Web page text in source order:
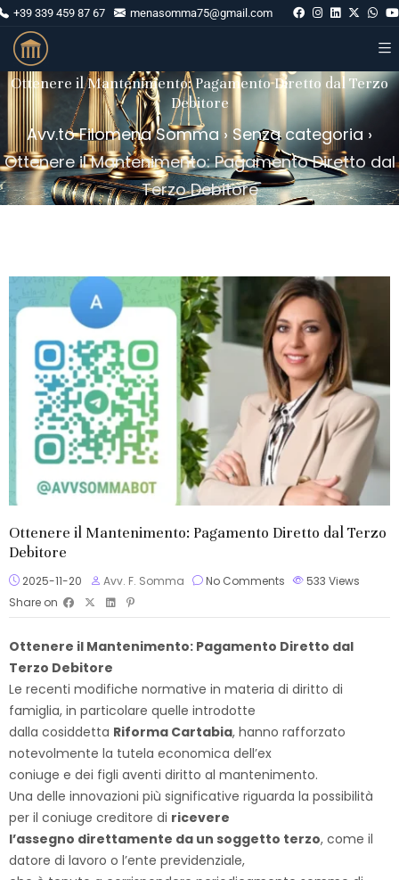
+39 339 459 87 67 menasomma75@gmail.com
Ottenere il Mantenimento: Pagamento Diretto dal Terzo
Debitore
Avv.to Filomena Somma› Senza categoria ›
Ottenere il Mantenimento: Pagamento Diretto dal
Terzo Debitore
Ottenere il Mantenimento: Pagamento Diretto dal Terzo
Debitore
2025-11-20 Avv. F. Somma No Comments 533 Views
Share on
Ottenere il Mantenimento: Pagamento Diretto dal
Terzo Debitore
Le recenti modifiche normative in materia di diritto di
famiglia, in particolare quelle introdotte
dalla cosiddetta Riforma Cartabia, hanno rafforzato
notevolmente la tutela economica dell’ex
coniuge e dei figli aventi diritto al mantenimento.
Una delle innovazioni più significative riguarda la possibilità
per il coniuge creditore di ricevere
l’assegno direttamente da un soggetto terzo, come il
datore di lavoro o l’ente previdenziale,